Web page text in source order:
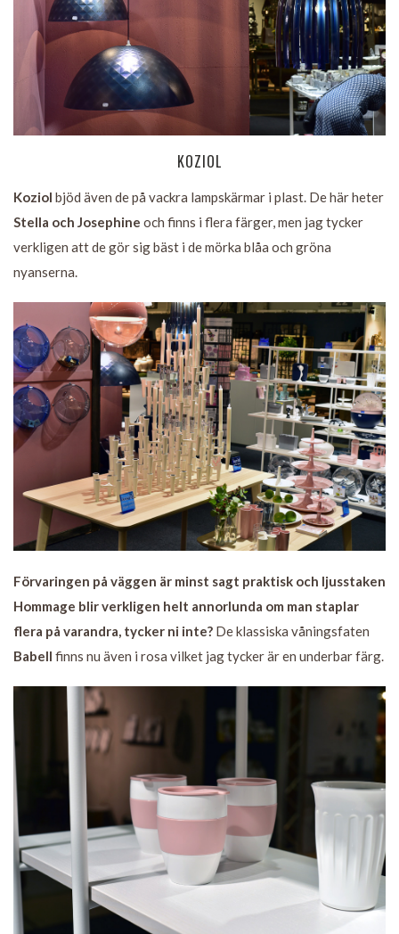
KOZIOL
Koziol bjöd även de på vackra lampskärmar i plast. De här heter
Stella och Josephine och finns i flera färger, men jag tycker
verkligen att de gör sig bäst i de mörka blåa och gröna
nyanserna.
Förvaringen på väggen är minst sagt praktisk och ljusstaken
Hommage blir verkligen helt annorlunda om man staplar
flera på varandra, tycker ni inte? De klassiska våningsfaten
Babell finns nu även i rosa vilket jag tycker är en underbar färg.